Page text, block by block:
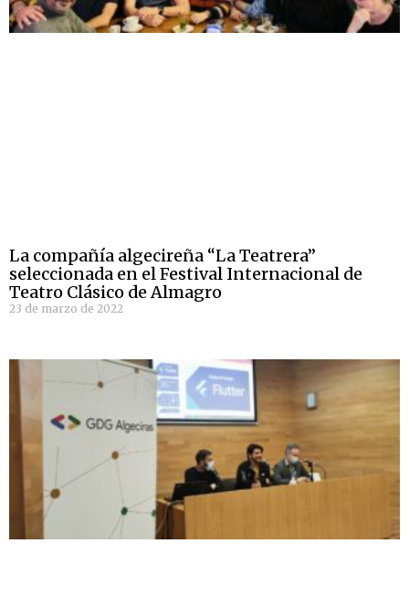
La compañía algecireña “La Teatrera”
seleccionada en el Festival Internacional de
Teatro Clásico de Almagro
23 de marzo de 2022